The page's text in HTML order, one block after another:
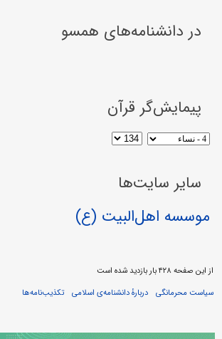
در دانشنامه‌های همسو
پیمایش‌گر قرآن
سایر سایت‌ها
موسسه اهل‌البیت (ع)
از این صفحه ۴۲۸ بار بازدید شده است
سیاست محرمانگی
دربارهٔ دانشنامه‌ی اسلامی تکذیب‌نامه‌ها